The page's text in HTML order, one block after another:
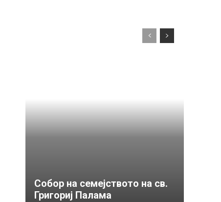
Собор на семејството на св.
Григориј Палама